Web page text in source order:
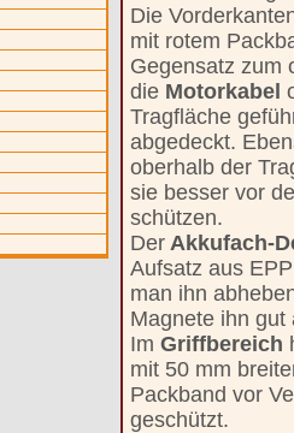
Die
mit rotem
Gegensatz zum
die Motorkabel
Tragfläche
abgedeckt.
oberhalb der
sie besser vor
schützen.
Der Akkufach-
Aufsatz aus
man ihn
Magnete ihn gut
Im Griffbereich
mit 50 mm
Packband vor
geschützt.